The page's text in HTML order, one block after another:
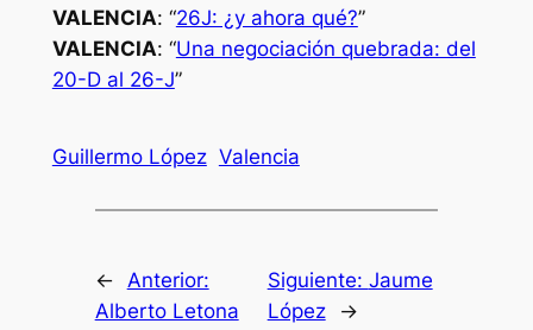
VALENCIA: “26J: ¿y ahora qué?”
VALENCIA: “Una negociación quebrada: del
20-D al 26-J”
Guillermo López Valencia
← Anterior:
Alberto Letona
Siguiente: Jaume
López
→